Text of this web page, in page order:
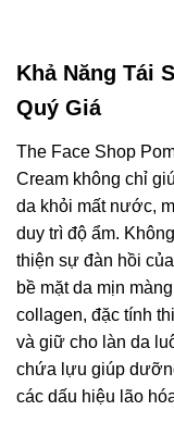
Khả Năng Tái
Quý Giá
The Face Shop
Cream không chỉ
da khỏi mất nước,
duy trì độ ẩm.
thiện sự đàn hồi
bề mặt da mịn
collagen, đặc tính
và giữ cho làn da
chứa lựu giúp
các dấu hiệu lão